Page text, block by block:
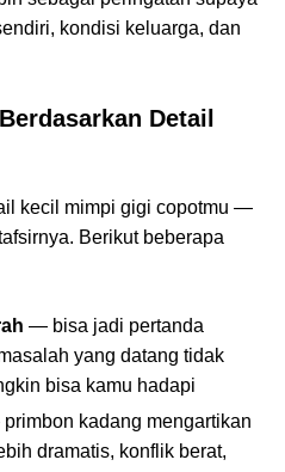
kondisi keluarga, dan
Detail
kecil mimpi gigi copotmu —
Berikut beberapa
— bisa jadi pertanda
yang datang tidak
bisa kamu hadapi
kadang mengartikan
dramatis, konflik berat,